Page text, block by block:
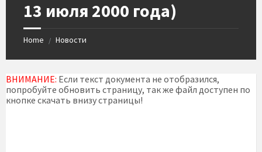
13 июля 2000 года)
Home / Новости
ВНИМАНИЕ: Если текст документа не отобразился,
попробуйте обновить страницу, так же файл доступен по
кнопке скачать внизу страницы!